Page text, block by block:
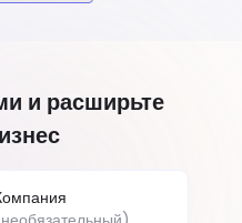
и расширьте